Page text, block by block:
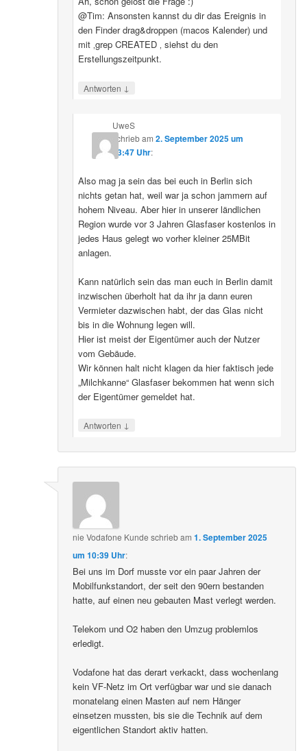
@Tim: Ansonsten kannst du dir das Ereignis in
den Finder drag&droppen (macos Kalender) und
mit ‚grep CREATED ‚ siehst du den
Erstellungszeitpunkt.
Antworten ↓
UweS
schriebam 2. September 2025 um
13:47 Uhr:
Also mag ja sein das bei euch in Berlin sich
nichts getan hat, weil war ja schon jammern auf
hohem Niveau. Aber hier in unserer ländlichen
Region wurde vor 3 Jahren Glasfaser kostenlos in
jedes Haus gelegt wo vorher kleiner 25MBit
anlagen.
Kann natürlich sein das man euch in Berlin damit
inzwischen überholt hat da ihr ja dann euren
Vermieter dazwischen habt, der das Glas nicht
bis in die Wohnung legen will.
Hier ist meist der Eigentümer auch der Nutzer
vom Gebäude.
Wir können halt nicht klagen da hier faktisch jede
„Milchkanne“ Glasfaser bekommen hat wenn sich
der Eigentümer gemeldet hat.
Antworten ↓
nie Vodafone Kunde schriebam1. September 2025
um 10:39 Uhr:
Bei uns im Dorf musste vor ein paar Jahren der
Mobilfunkstandort, der seit den 90ern bestanden
hatte, auf einen neu gebauten Mast verlegt werden.
Telekom und O2 haben den Umzug problemlos
erledigt.
Vodafone hat das derart verkackt, dass wochenlang
kein VF-Netz im Ort verfügbar war und sie danach
monatelang einen Masten auf nem Hänger
einsetzen mussten, bis sie die Technik auf dem
eigentlichen Standort aktiv hatten.